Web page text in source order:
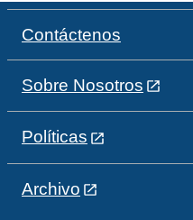
Contáctenos
Sobre Nosotros
Políticas
Archivo